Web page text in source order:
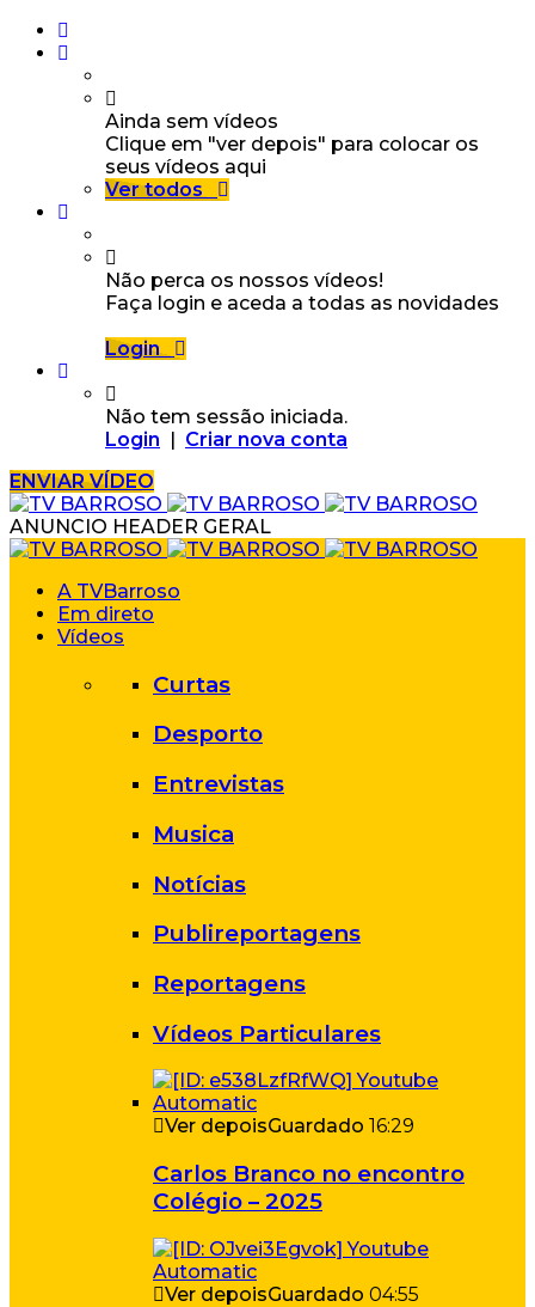
Ainda sem vídeos
Clique em "ver depois" para colocar os
seus vídeos aqui
Ver todos
Não perca os nossos vídeos!
Faça login e aceda a todas as novidades
Login
Não tem sessão iniciada.
Login | Criar nova conta
ENVIAR VÍDEO
ANUNCIO HEADER GERAL
A TVBarroso
Em direto
Vídeos
Curtas
Desporto
Entrevistas
Musica
Notícias
Publireportagens
Reportagens
Vídeos Particulares
Ver depoisGuardado 16:29
Carlos Branco no encontro
Colégio – 2025
Ver depoisGuardado 04:55